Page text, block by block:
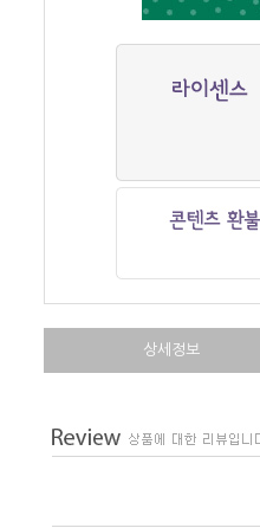
상세정보